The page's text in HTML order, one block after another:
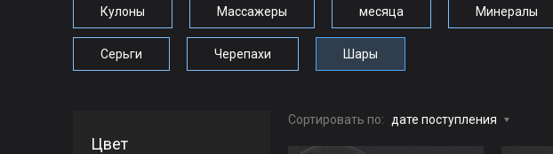
Кулоны Массажеры месяца Минералы
Серьги Черепахи Шары
Цвет
Сортировать по: дате поступления